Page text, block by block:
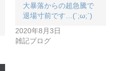
大暴落からの超急騰で
退場寸前です…(´;ω;`)
2020年8月3日
雑記ブログ